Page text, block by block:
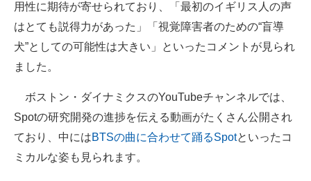
用性に期待が寄せられており、「最初のイギリス人の声
はとても説得力があった」「視覚障害者のための“盲導
犬”としての可能性は大きい」といったコメントが見られ
ました。
ボストン・ダイナミクスのYouTubeチャンネルでは、
Spotの研究開発の進捗を伝える動画がたくさん公開され
ており、中にはBTSの曲に合わせて踊るSpotといったコ
ミカルな姿も見られます。